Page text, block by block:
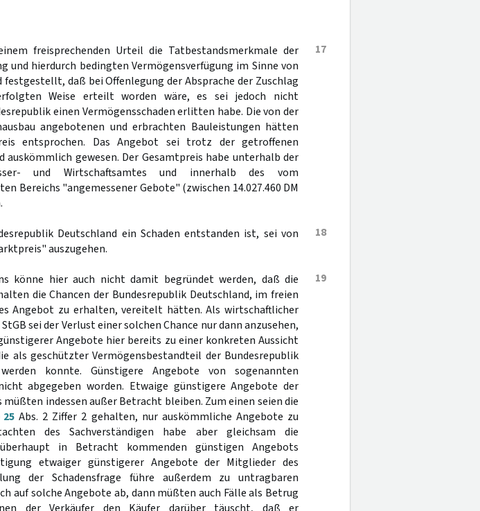
17
freisprechenden Urteil die Tatbestandsmerkmale der
und hierdurch bedingten Vermögensverfügung im Sinne von
festgestellt, daß bei Offenlegung der Absprache der Zuschlag
Weise erteilt worden wäre, es sei jedoch nicht
einen Vermögensschaden erlitten habe. Die von der
angebotenen und erbrachten Bauleistungen hätten
entsprochen. Das Angebot sei trotz der getroffenen
auskömmlich gewesen. Der Gesamtpreis habe unterhalb der
und Wirtschaftsamtes und innerhalb des vom
Bereichs "angemessener Gebote" (zwischen 14.027.460 DM
18
Deutschland ein Schaden entstanden ist, sei von
auszugehen.
19
könne hier auch nicht damit begründet werden, daß die
die Chancen der Bundesrepublik Deutschland, im freien
Angebot zu erhalten, vereitelt hätten. Als wirtschaftlicher
StGB sei der Verlust einer solchen Chance nur dann anzusehen,
Angebote hier bereits zu einer konkreten Aussicht
als geschützter Vermögensbestandteil der Bundesrepublik
konnte. Günstigere Angebote von sogenannten
abgegeben worden. Etwaige günstigere Angebote der
indessen außer Betracht bleiben. Zum einen seien die
25Abs. 2 Ziffer 2 gehalten, nur auskömmliche Angebote zu
des Sachverständigen habe aber gleichsam die
in Betracht kommenden günstigen Angebots
etwaiger günstigerer Angebote der Mitglieder des
der Schadensfrage führe außerdem zu untragbaren
auf solche Angebote ab, dann müßten auch Fälle als Betrug